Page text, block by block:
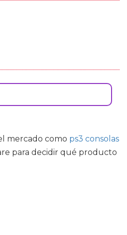
mercado como ps3 consolas
para decidir qué producto